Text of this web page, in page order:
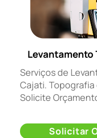
Levantamento
Serviços de
Cajati. Topografia
Solicite
Solicitar